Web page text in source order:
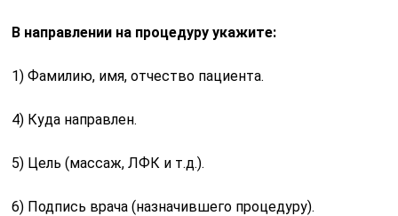
В направлении на процедуру укажите:
1) Фамилию, имя, отчество пациента.
4) Куда направлен.
5) Цель (массаж, ЛФК и т.д.).
6) Подпись врача (назначившего процедуру).